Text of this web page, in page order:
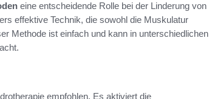
eine entscheidende Rolle bei der Linderung von
effektive Technik, die sowohl die Muskulatur
Methode ist einfach und kann in unterschiedlichen
empfohlen. Es aktiviert die